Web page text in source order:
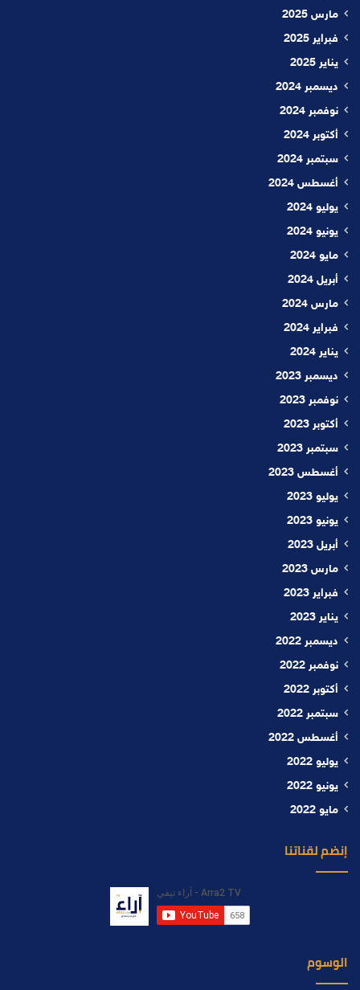
مارس 2025
فبراير 2025
يناير 2025
ديسمبر 2024
نوفمبر 2024
أكتوبر 2024
سبتمبر 2024
أغسطس 2024
يوليو 2024
يونيو 2024
مايو 2024
أبريل 2024
مارس 2024
فبراير 2024
يناير 2024
ديسمبر 2023
نوفمبر 2023
أكتوبر 2023
سبتمبر 2023
أغسطس 2023
يوليو 2023
يونيو 2023
أبريل 2023
مارس 2023
فبراير 2023
يناير 2023
ديسمبر 2022
نوفمبر 2022
أكتوبر 2022
سبتمبر 2022
أغسطس 2022
يوليو 2022
يونيو 2022
مايو 2022
إنضم لقناتنا
الوسوم